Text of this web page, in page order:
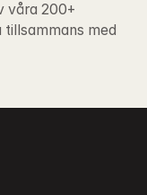
våra 200+
med